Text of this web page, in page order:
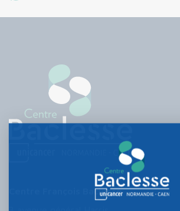
Centre François Baclesse